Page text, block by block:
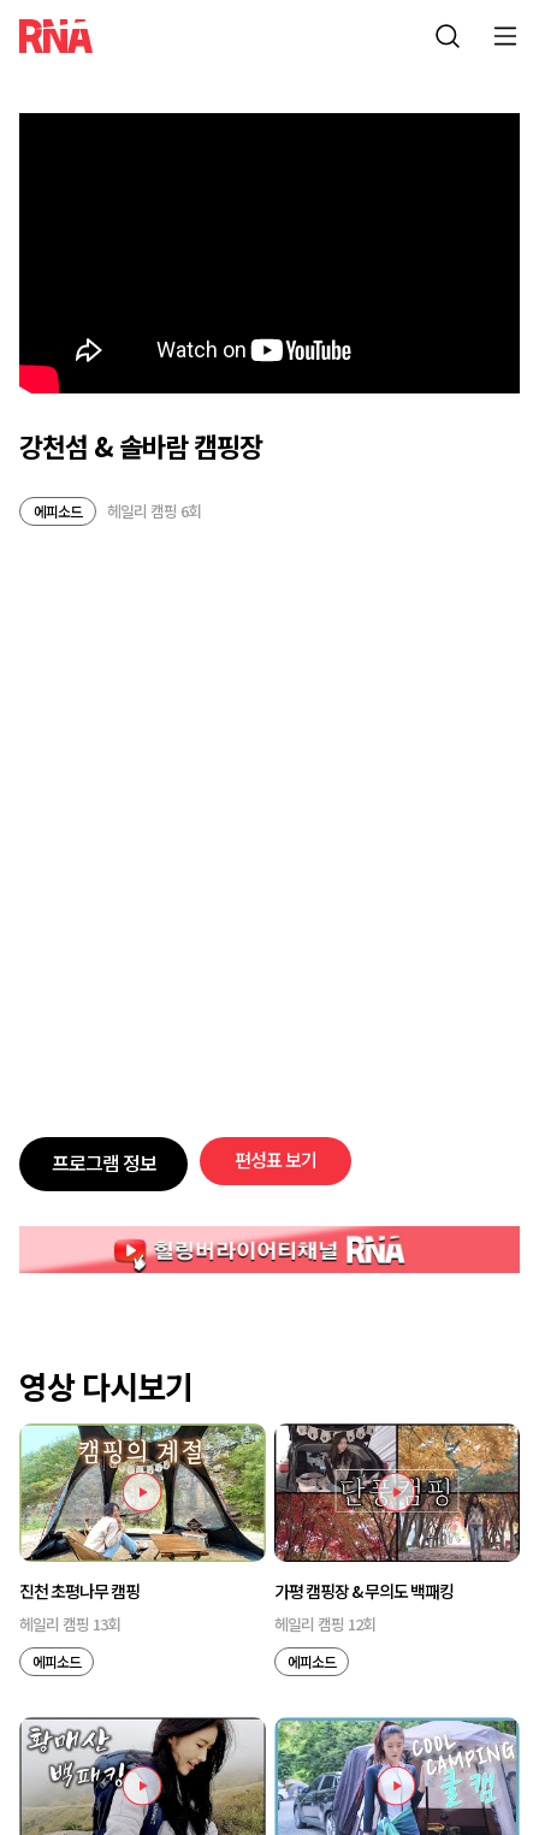
강천섬 & 솔바람 캠핑장
에피소드 헤일리 캠핑 6회
프로그램 정보 편성표 보기
영상 다시보기
진천 초평나무 캠핑
헤일리 캠핑 13회
에피소드
가평 캠핑장 & 무의도 백패킹
헤일리 캠핑 12회
에피소드